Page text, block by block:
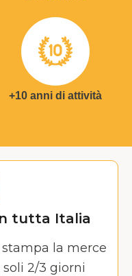
+10 anni di attività
tutta Italia
la merce
2/3 giorni